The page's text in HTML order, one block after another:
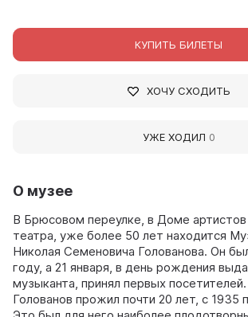
О музее
В Брюсовом переулке, в Доме
театра, уже более 50 лет находится
Николая Семеновича Голованова. Он
году, а 21 января, в день рождения
музыканта, принял первых
Голованов прожил почти 20 лет, с 1935
КУПИТЬ БИЛЕТЫ
ХОЧУ СХОДИТЬ
УЖЕ ХОДИЛ 0